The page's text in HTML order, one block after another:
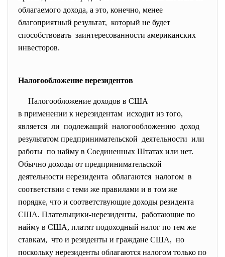
облагаемого дохода, а это, конечно, менее
благоприятный результат, который не будет
способствовать заинтересованности американских
инвесторов.
Налогообложение нерезидентов
Налогообложение доходов в США
в применении к нерезидентам исходит из того,
является ли подлежащий налогообложению доход
результатом предпринимательской деятельности или
работы по найму в Соединенных Штатах или нет.
Обычно доходы от предпринимательской
деятельности нерезидента облагаются налогом в
соответствии с теми же правилами и в том же
порядке, что и соответствующие доходы резидента
США. Плательщики-нерезиденты, работающие по
найму в США, платят подоходный налог по тем же
ставкам, что и резиденты и граждане США, но
поскольку нерезиденты облагаются налогом только по